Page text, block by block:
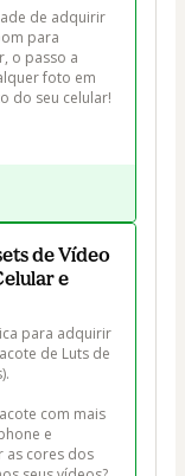
de adquirir
para
o passo a
foto em
do seu celular!
de Vídeo
e
para adquirir
de Luts de
com mais
e
as cores dos